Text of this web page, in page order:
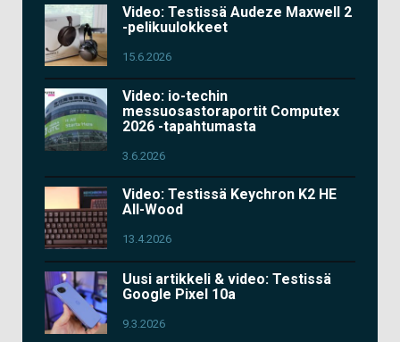
Video: Testissä Audeze Maxwell 2
-pelikuulokkeet
15.6.2026
Video: io-techin
messuosastoraportit Computex
2026 -tapahtumasta
3.6.2026
Video: Testissä Keychron K2 HE
All-Wood
13.4.2026
Uusi artikkeli & video: Testissä
Google Pixel 10a
9.3.2026